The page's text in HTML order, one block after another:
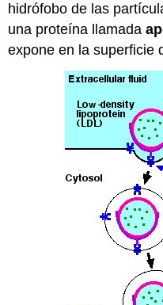
hidrófobo de las
una proteína llamada
expone en la superficie